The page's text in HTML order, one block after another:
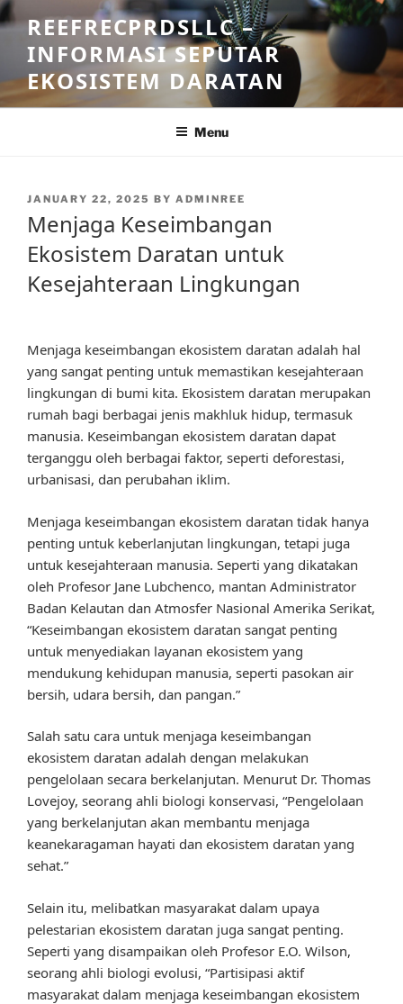
Skip
to
content
REEFRECPRDSLLC –
INFORMASI SEPUTAR
EKOSISTEM DARATAN
Menu
POSTED
JANUARY 22, 2025 BY ADMINREE
Menjaga Keseimbangan
Ekosistem Daratan untuk
Kesejahteraan Lingkungan
Menjaga keseimbangan ekosistem daratan adalah hal
yang sangat penting untuk memastikan kesejahteraan
lingkungan di bumi kita. Ekosistem daratan merupakan
rumah bagi berbagai jenis makhluk hidup, termasuk
manusia. Keseimbangan ekosistem daratan dapat
terganggu oleh berbagai faktor, seperti deforestasi,
urbanisasi, dan perubahan iklim.
Menjaga keseimbangan ekosistem daratan tidak hanya
penting untuk keberlanjutan lingkungan, tetapi juga
untuk kesejahteraan manusia. Seperti yang dikatakan
oleh Profesor Jane Lubchenco, mantan Administrator
Badan Kelautan dan Atmosfer Nasional Amerika Serikat,
“Keseimbangan ekosistem daratan sangat penting
untuk menyediakan layanan ekosistem yang
mendukung kehidupan manusia, seperti pasokan air
bersih, udara bersih, dan pangan.”
Salah satu cara untuk menjaga keseimbangan
ekosistem daratan adalah dengan melakukan
pengelolaan secara berkelanjutan. Menurut Dr. Thomas
Lovejoy, seorang ahli biologi konservasi, “Pengelolaan
yang berkelanjutan akan membantu menjaga
keanekaragaman hayati dan ekosistem daratan yang
sehat.”
Selain itu, melibatkan masyarakat dalam upaya
pelestarian ekosistem daratan juga sangat penting.
Seperti yang disampaikan oleh Profesor E.O. Wilson,
seorang ahli biologi evolusi, “Partisipasi aktif
masyarakat dalam menjaga keseimbangan ekosistem